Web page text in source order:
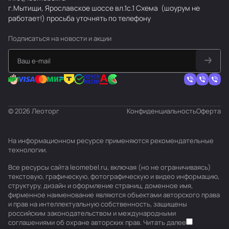
законченный
г.Мытищи, Ярославское шоссе вл.1с.1 Схема (шоурум не
работает!) просьба уточнять по телефону
Подписаться на новости и акции
© 2026 Леоторг КонфиденциальностьОферта
На информационном ресурсе применяются рекомендательные
технологии.
Все ресурсы сайта leomebel.ru, включая (но не ограничиваясь)
текстовую, графическую, фотографическую и видео информацию,
структуру, дизайн и оформление страниц, доменное имя,
фирменное наименование являются объектами авторского права
и прав на интеллектуальную собственность, защищены
российским законодательством и международными
соглашениями об охране авторских прав. Читать далее